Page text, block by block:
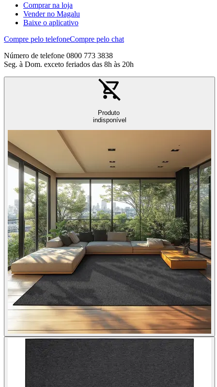
Comprar na loja
Vender no Magalu
Baixe o aplicativo
Compre pelo telefoneCompre pelo chat
Número de telefone 0800 773 3838
Seg. à Dom. exceto feriados das 8h às 20h
Produto
indisponível